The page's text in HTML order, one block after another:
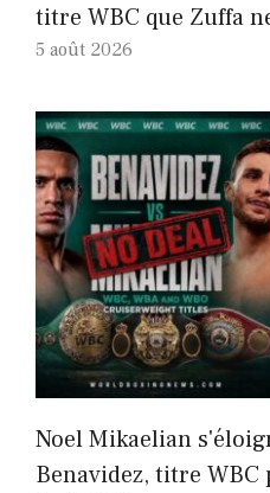
titre WBC que Zuffa
5 août 2026
Noel Mikaelian
Benavidez, titre WBC